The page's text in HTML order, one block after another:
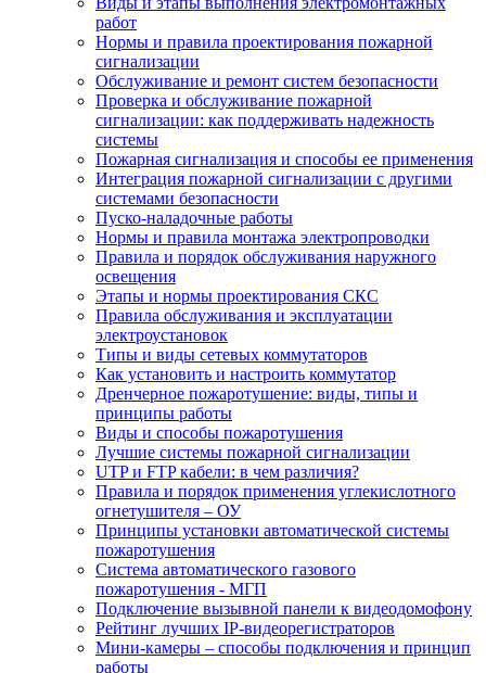
работ
Нормы и правила проектирования пожарной
сигнализации
Обслуживание и ремонт систем безопасности
Проверка и обслуживание пожарной
сигнализации: как поддерживать надежность
системы
Пожарная сигнализация и способы ее применения
Интеграция пожарной сигнализации с другими
системами безопасности
Пуско-наладочные работы
Нормы и правила монтажа электропроводки
Правила и порядок обслуживания наружного
освещения
Этапы и нормы проектирования СКС
Правила обслуживания и эксплуатации
электроустановок
Типы и виды сетевых коммутаторов
Как установить и настроить коммутатор
Дренчерное пожаротушение: виды, типы и
принципы работы
Виды и способы пожаротушения
Лучшие системы пожарной сигнализации
UTP и FTP кабели: в чем различия?
Правила и порядок применения углекислотного
огнетушителя – ОУ
Принципы установки автоматической системы
пожаротушения
Система автоматического газового
пожаротушения - МГП
Подключение вызывной панели к видеодомофону
Рейтинг лучших IP-видеорегистраторов
Мини-камеры – способы подключения и принцип
работы